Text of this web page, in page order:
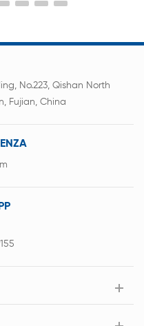
interna,
funzioni principali.
No.223, Qishan North
Fujian, China